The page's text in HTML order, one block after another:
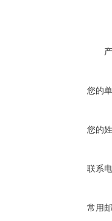
您的
您的
联系
常用